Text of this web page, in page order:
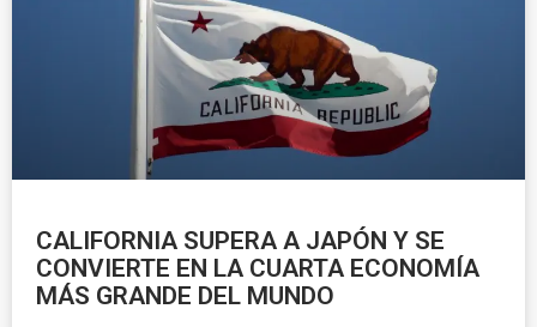
CALIFORNIA SUPERA A JAPÓN Y SE
CONVIERTE EN LA CUARTA ECONOMÍA
MÁS GRANDE DEL MUNDO